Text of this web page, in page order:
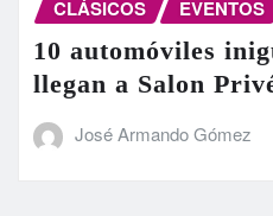
CLÁSICOS EVENTOS
10 automóviles
llegan a Salon
José Armando Gómez